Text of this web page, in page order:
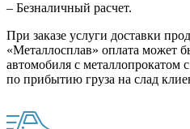
– Безналичный расчет.
При заказе услуги доставки
«Металлосплав» оплата может
автомобиля с металлопрокатом
по прибытию груза на слад